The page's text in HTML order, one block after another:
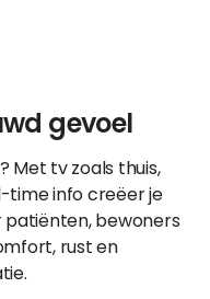
gevoel
Met tv zoals thuis,
time info creëer je
bewoners
rust en